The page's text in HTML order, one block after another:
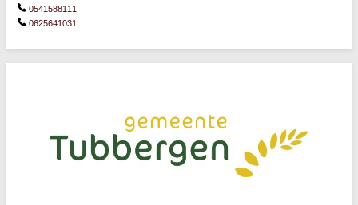
0541588111
0625641031